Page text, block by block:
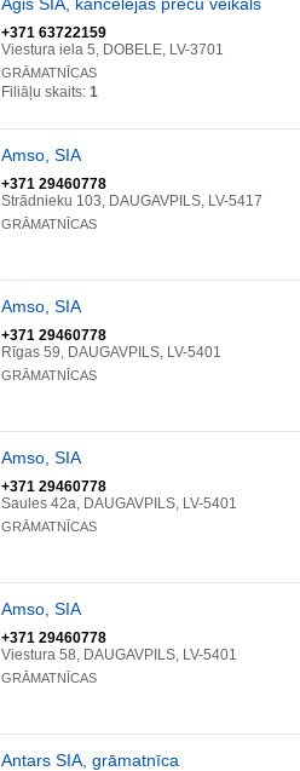
+371 63722159
Viestura iela 5, DOBELE, LV-3701
GRĀMATNĪCAS
Filiāļu skaits: 1
Amso, SIA
+371 29460778
Strādnieku 103, DAUGAVPILS, LV-5417
GRĀMATNĪCAS
Amso, SIA
+371 29460778
Rīgas 59, DAUGAVPILS, LV-5401
GRĀMATNĪCAS
Amso, SIA
+371 29460778
Saules 42a, DAUGAVPILS, LV-5401
GRĀMATNĪCAS
Amso, SIA
+371 29460778
Viestura 58, DAUGAVPILS, LV-5401
GRĀMATNĪCAS
Antars SIA, grāmatnīca